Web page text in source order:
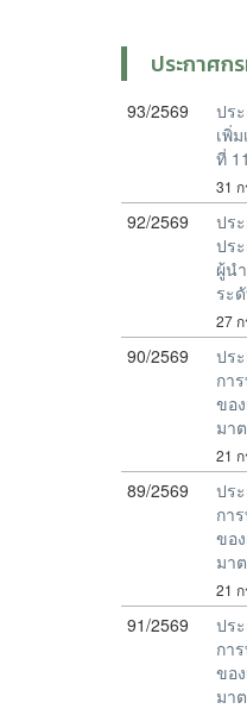
ประกาศก
93/2569
ปร
เพิ่
ที่
31
92/2569
ปร
ปร
ผู้น
ระ
27
90/2569
ปร
กา
ขอ
มา
21
89/2569
ปร
กา
ขอ
มา
21
91/2569
ปร
กา
ขอ
มา